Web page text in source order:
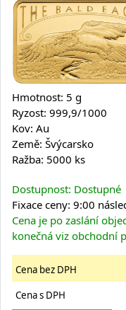
Hmotnost: 5 g
Ryzost: 999,9/1000
Kov: Au
Země: Švýcarsko
Ražba: 5000 ks
Dostupnost: Dostupné
Fixace ceny: 9:00
Cena je po zaslání
konečná viz obchodní
Cena bez DPH
Cena s DPH